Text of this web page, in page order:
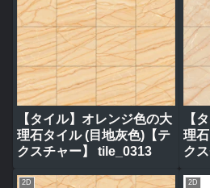
【タイル】オレンジ色の大
理石タイル (目地灰色)【テ
クスチャー】 tile_0313
【
理
ク
2D 2D